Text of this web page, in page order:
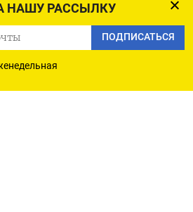
НАШУ РАССЫЛКУ
ПОДПИСАТЬСЯ
НА ТЕЛЕГРАМ
В GOOGLE